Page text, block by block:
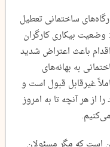
ساختمانی تعطیل
وضعیت بیکاری کارگران
باعث اعتراض شدید
به بهانه‌های
غیرقابل قبول است و
از هر آنچه تا به امروز